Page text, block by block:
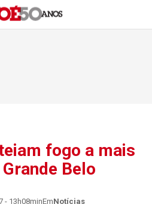
fogo a mais
Belo
- 13h08minEmNotícias